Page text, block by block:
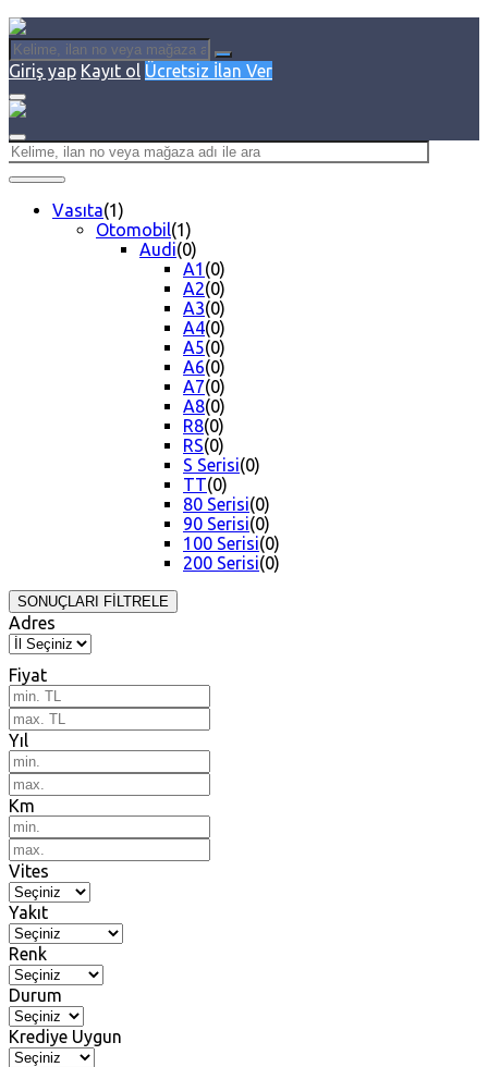
Giriş yap Kayıt ol Ücretsiz İlan Ver
Vasıta(1)
Otomobil(1)
Audi(0)
A1 (0)
A2(0)
A3(0)
A4(0)
A5(0)
A6(0)
A7(0)
A8(0)
R8(0)
RS(0)
S Serisi(0)
TT(0)
80 Serisi(0)
90 Serisi(0)
100 Serisi(0)
200 Serisi(0)
SONUÇLARI FİLTRELE
Adres
Fiyat
Yıl
Km
Vites
Yakıt
Renk
Durum
Krediye Uygun